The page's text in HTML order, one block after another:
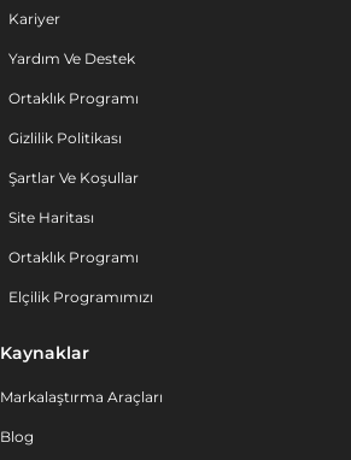
Kariyer
Yardım Ve Destek
Ortaklık Programı
Gizlilik Politikası
Şartlar Ve Koşullar
Site Haritası
Ortaklık Programı
Elçilik Programımızı
Kaynaklar
Markalaştırma Araçları
Blog